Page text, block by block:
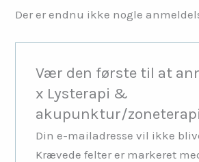
Der er endnu ikke nogle
Vær den første til at
x Lysterapi &
akupunktur/
Din e-mailadresse vil ikke
Krævede felter er markeret